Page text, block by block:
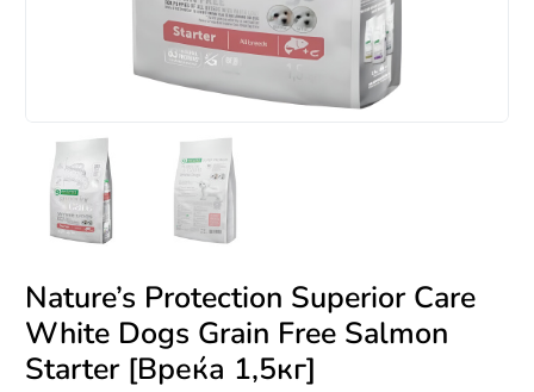
Nature’s Protection Superior Care
White Dogs Grain Free Salmon
Starter [Вреќа 1,5кг]